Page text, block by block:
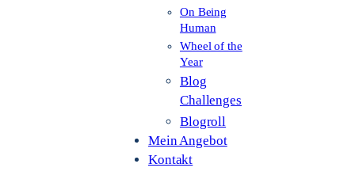
On Being
Human
Wheel of the
Year
Blog
Challenges
Blogroll
Mein Angebot
Kontakt